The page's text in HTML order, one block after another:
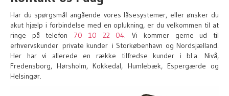
Har du spørgsmål angående vores låsesystemer, eller ønsker du
akut hjælp i forbindelse med en oplukning, er du velkommen til at
ringe på telefon 70 10 22 04. Vi kommer gerne ud til
erhvervskunder private kunder i Storkøbenhavn og Nordsjælland.
Her har vi allerede en række tilfredse kunder i bl.a. Nivå,
Fredensborg, Hørsholm, Kokkedal, Humlebæk, Espergærde og
Helsingør.